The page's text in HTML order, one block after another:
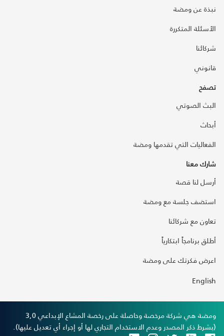
نبذة عن ومضة
الأسئلة المتكررة
شركائنا
قانوني
تصفح
البث الصوتي
أبحاث
الفعاليات التي تقدمها ومضة
شارك معنا
أرسل لنا قصة
استضف جلسة مع ومضة
تعاون مع شركائنا
أطلق برنامجاً ابتكارياً
اعرض فكرتك على ومضة
English
ومضة هي شركة مرخصة وحاصلة على رخصة المشاع الإبداعي 3,0
(بشرط ذكر المصدر وعدم الاستخدام التجاري لها أو إجراء أي تعديل عليها).